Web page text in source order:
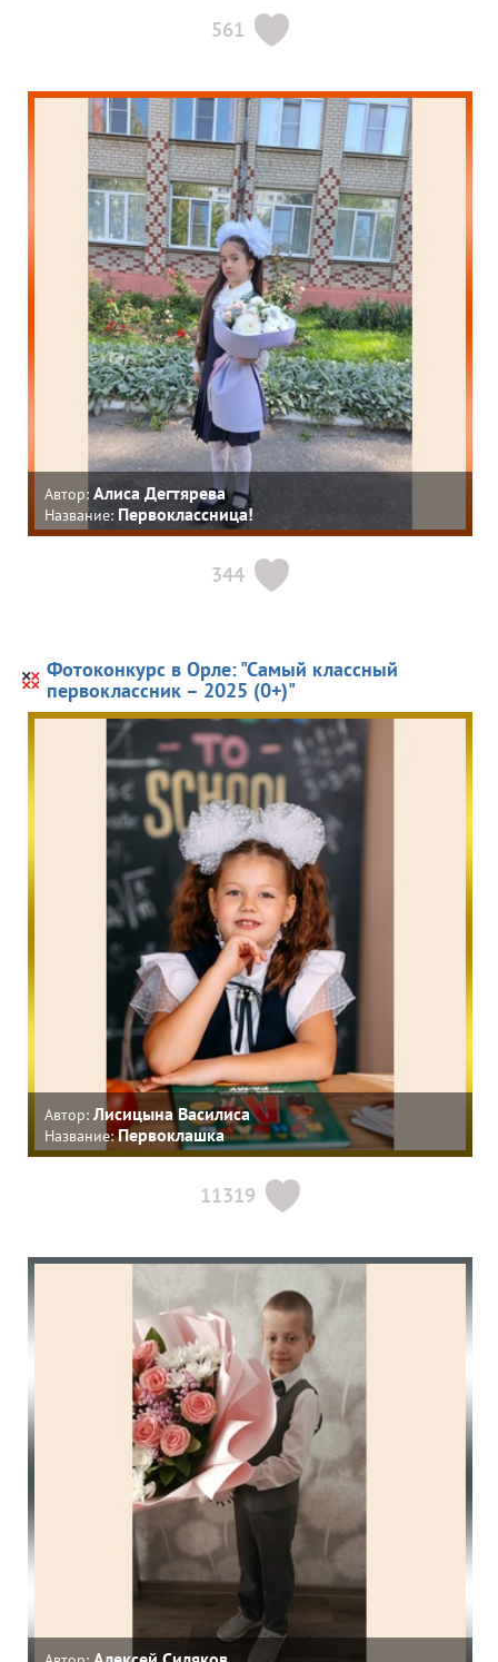
561
Автор: Алиса Дегтярева
Название: Первоклассница!
344
Фотоконкурс в Орле: "Самый классный
первоклассник – 2025 (0+)"
Автор: Лисицына Василиса
Название:Первоклашка
11319